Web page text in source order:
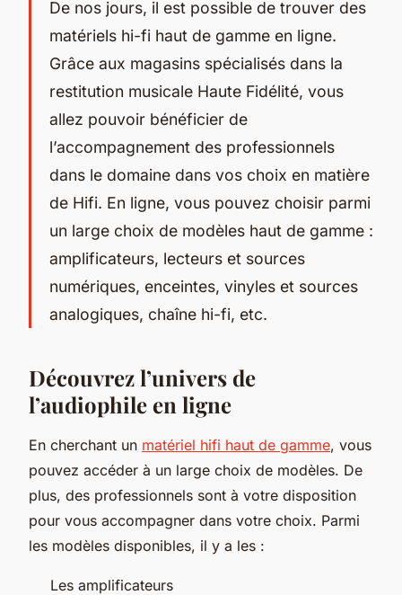
De nos jours, il est possible de trouver des
matériels hi-fi haut de gamme en ligne.
Grâce aux magasins spécialisés dans la
restitution musicale Haute Fidélité, vous
allez pouvoir bénéficier de
l’accompagnement des professionnels
dans le domaine dans vos choix en matière
de Hifi. En ligne, vous pouvez choisir parmi
un large choix de modèles haut de gamme :
amplificateurs, lecteurs et sources
numériques, enceintes, vinyles et sources
analogiques, chaîne hi-fi, etc.
Découvrez l’univers de
l’audiophile en ligne
En cherchant un matériel hifi haut de gamme, vous
pouvez accéder à un large choix de modèles. De
plus, des professionnels sont à votre disposition
pour vous accompagner dans votre choix. Parmi
les modèles disponibles, il y a les :
Les amplificateurs